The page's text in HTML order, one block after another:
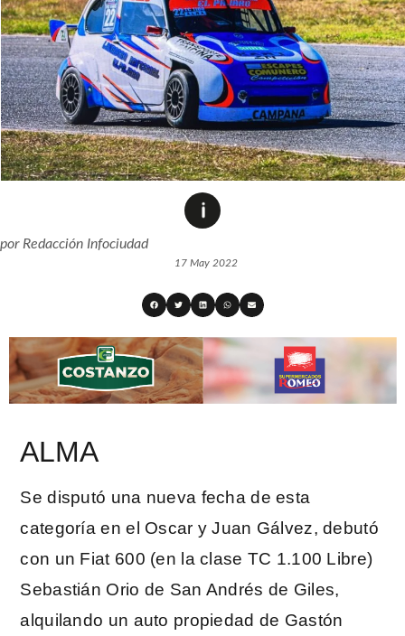
porRedacción Infociudad
17 May 2022
ALMA
Se disputó una nueva fecha de esta
categoría en el Oscar y Juan Gálvez, debutó
con un Fiat 600 (en la clase TC 1.100 Libre)
Sebastián Orio de San Andrés de Giles,
alquilando un auto propiedad de Gastón